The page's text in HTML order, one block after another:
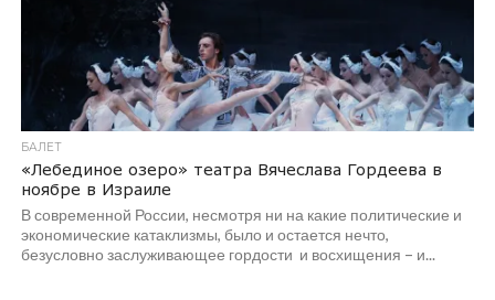
БАЛЕТ
«Лебединое озеро» театра Вячеслава Гордеева в
ноябре в Израиле
В современной России, несмотря ни на какие политические и
экономические катаклизмы, было и остается нечто,
безусловно заслуживающее гордости и восхищения – и...